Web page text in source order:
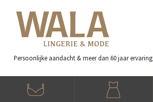
Persoonlijke aandacht & meer dan 60 jaar ervaring